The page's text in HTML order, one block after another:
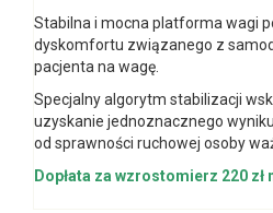
Stabilna i mocna platforma wagi
dyskomfortu związanego z
pacjenta na wagę.
Specjalny algorytm stabilizacji
uzyskanie jednoznacznego
od sprawności ruchowej osoby
Dopłata za wzrostomierz 220 zł